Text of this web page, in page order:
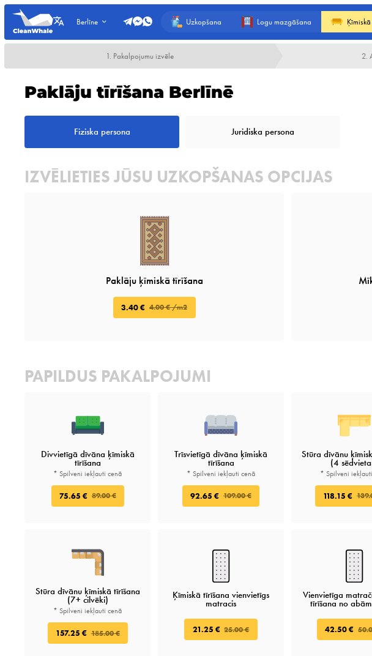
Berlīne Uzkopšana Logu mazgāšana
1. Pakalpojumu izvēle 2.
Paklāju tīrīšana Berlīnē
Fiziska persona Juridiska persona
IZVĒLIETIES JŪSU UZKOPŠANAS OPCIJAS
Paklāju ķīmiskā tīrīšana
3.40 € 4.00 € /m2
PAPILDUS PAKALPOJUMI
Divvietīgā dīvāna ķīmiskā
tīrīšana
* Spilveni iekļauti cenā
75.65 € 89.00 €
Trīsvietīgā dīvāna ķīmiskā
tīrīšana
* Spilveni iekļauti cenā
92.65 € 109.00 €
Stūra dīvānu
(4
* Spilveni
118.15 €
Stūra dīvānu ķīmiskā tīrīšana
(7+ cilvēki)
* Spilveni iekļauti cenā
157.25 € 185.00 €
Ķīmiskā tīrīšana vienvietīgs
matracis
21.25 € 25.00 €
Vienvietīga
tīrīšana no
42.50 €